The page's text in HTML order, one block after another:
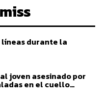
líneas durante la
joven asesinado por
en el cuello…